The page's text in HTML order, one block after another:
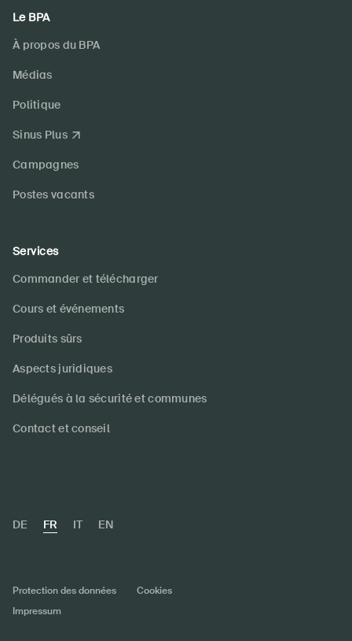
Le BPA
À propos du BPA
Médias
Politique
Sinus Plus
Campagnes
Postes vacants
Services
Commander et télécharger
Cours et événements
Produits sûrs
Aspects juridiques
Délégués à la sécurité et communes
Contact et conseil
DE FR IT EN
Protection des données
Cookies
Impressum